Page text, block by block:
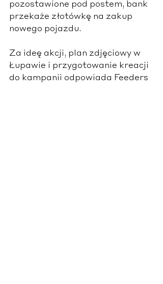
pozostawione pod postem, bank
przekaże złotówkę na zakup
nowego pojazdu.
Za ideę akcji, plan zdjęciowy w
Łupawie i przygotowanie kreacji
do kampanii odpowiada Feeders